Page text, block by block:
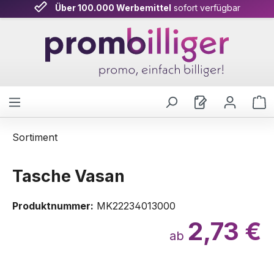
Zum Hauptinhalt springen
Über 100.000 Werbemittel sofort verfügbar
Sortiment
Tasche Vasan
Produktnummer: MK22234013000
ab 2,73 €